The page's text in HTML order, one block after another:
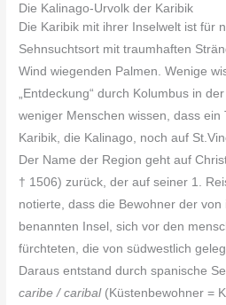
Die Kalinago-Urvolk der Karibik
Die Karibik mit ihrer Inselwelt ist für
Sehnsuchtsort mit traumhaften
Wind wiegenden Palmen. Wenige
„Entdeckung“ durch Kolumbus in
weniger Menschen wissen, dass ein
Karibik, die Kalinago, noch auf
Der Name der Region geht auf
† 1506) zurück, der auf seiner 1.
notierte, dass die Bewohner der von
benannten Insel, sich vor den
fürchteten, die von südwestlich
Daraus entstand durch spanische
caribe / caribal(Küstenbewohner =